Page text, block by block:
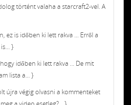
történt valaha a starcraft2-vel. A
ez is időben ki lett rakva ... Erről a
}
időben ki lett rakva ... De mit
lista a... }
újra végig olvasni a kommenteket